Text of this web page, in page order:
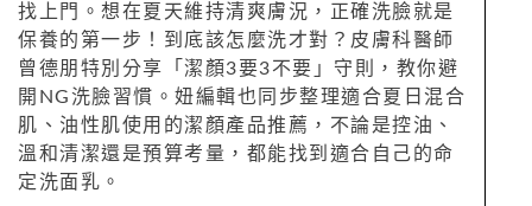
找上門。想在夏天維持清爽膚況，正確洗臉就是
保養的第一步！到底該怎麼洗才對？皮膚科醫師
曾德朋特別分享「潔顏3要3不要」守則，教你避
開NG洗臉習慣。妞編輯也同步整理適合夏日混合
肌、油性肌使用的潔顏產品推薦，不論是控油、
溫和清潔還是預算考量，都能找到適合自己的命
定洗面乳。